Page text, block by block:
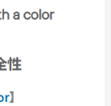
】